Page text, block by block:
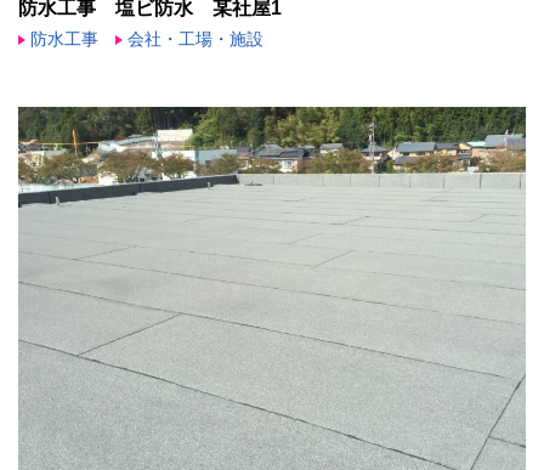
防水工事 塩ビ防水 某社屋1
防水工事 会社・工場・施設